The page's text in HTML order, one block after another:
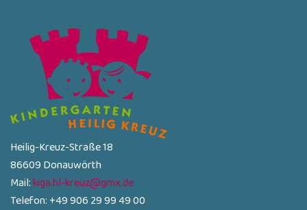
Heilig-Kreuz-Straße 18
86609 Donauwörth
Mail:kiga.hl-kreuz@gmx.de
Telefon: +49 906 29 99 49 00